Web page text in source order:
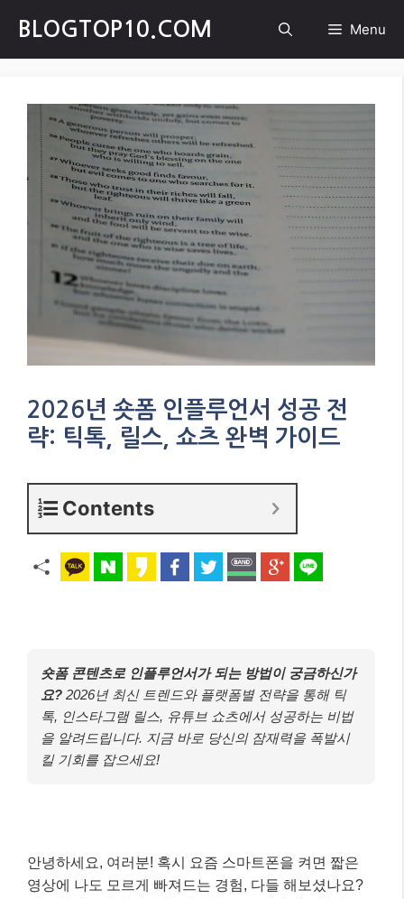
content
BLOGTOP10.COM Menu
2026년 숏폼 인플루언서 성공 전
략: 틱톡, 릴스, 쇼츠 완벽 가이드
Contents
숏폼 콘텐츠로 인플루언서가 되는 방법이 궁금하신가
요? 2026년 최신 트렌드와 플랫폼별 전략을 통해 틱
톡, 인스타그램 릴스, 유튜브 쇼츠에서 성공하는 비법
을 알려드립니다. 지금 바로 당신의 잠재력을 폭발시
킬 기회를 잡으세요!
안녕하세요, 여러분! 혹시 요즘 스마트폰을 켜면 짧은
영상에 나도 모르게 빠져드는 경험, 다들 해보셨나요?